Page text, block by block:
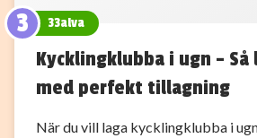
3 33alva
Kycklingklubba i ugn – Så
med perfekt tillagning
När du vill laga kycklingklubba i